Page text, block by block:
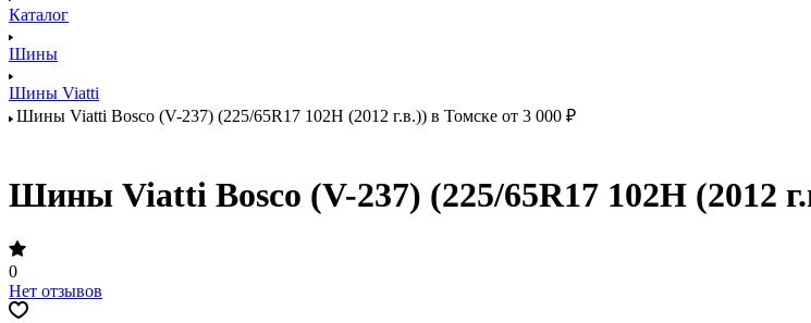
Каталог
Шины
Шины Viatti
Шины Viatti Bosco (V-237) (225/65R17 102H (2012 г.в.)) в Томске от 3 000 ₽
Шины Viatti Bosco (V-237) (225/65R17 102H (2012
0
Нет отзывов